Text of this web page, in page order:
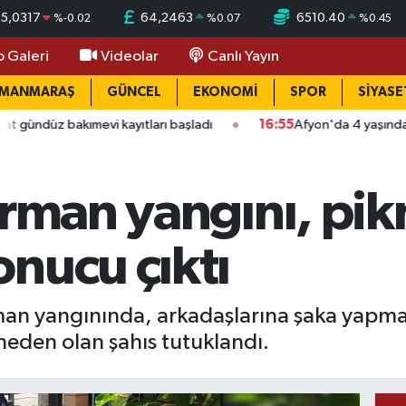
%-0.02 64,2463 %0.07 6510.40 %0.45
Galeri Videolar Canlı Yayın
GÜNCEL EKONOMİ SPOR
kayıtları başladı 16:55 Afyon'da 4 yaşındaki çocuğun
yangını,
çıktı
yangınında, arkadaşlarına şaka
olan şahıs tutuklandı.